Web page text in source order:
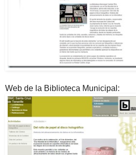
Web de la Biblioteca Municipal: